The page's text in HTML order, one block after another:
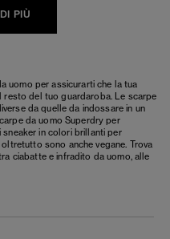
PIÙ
uomo per assicurarti che la tua
resto del tuo guardaroba. Le scarpe
da quelle da indossare in un
da uomo Superdry per
in colori brillanti per
sono anche vegane. Trova
ciabatte e infradito da uomo, alle